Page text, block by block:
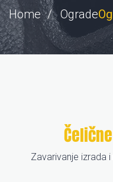
Home Ograde
Čelične
Zavarivanje izrada